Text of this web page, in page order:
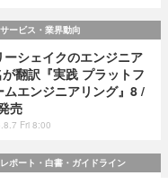
ービス・業界動向
ーシェイクのエンジニア
翻訳『実践 プラットフ
ムエンジニアリング』8 /
売
Fri 8:00
ポート・白書・ガイドライン